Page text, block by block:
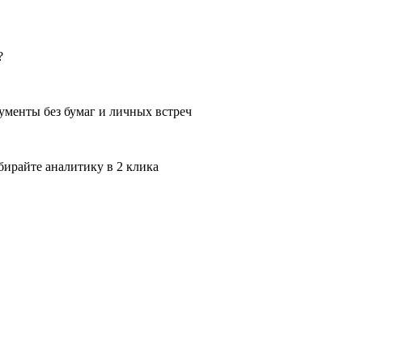
без бумаг и личных встреч
аналитику в 2 клика